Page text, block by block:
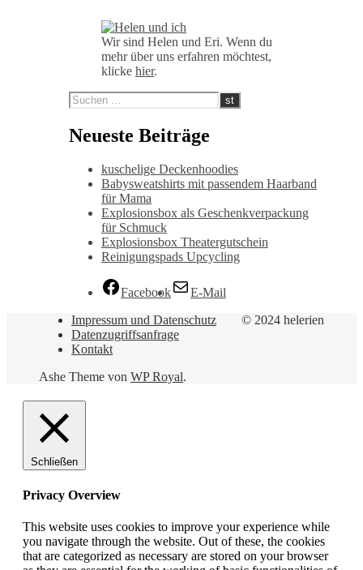
Wir sind Helen und Eri. Wenn du
mehr über uns erfahren möchtest,
klicke hier.
Neueste Beiträge
kuschelige Deckenhoodies
Babysweatshirts mit passendem Haarband
für Mama
Explosionsbox als Geschenkverpackung
für Schmuck
Explosionsbox Theatergutschein
Reinigungspads Upcycling
Facebook
E-Mail
© 2024 helerien
Impressum und Datenschutz
Datenzugriffsanfrage
Kontakt
Ashe Theme von WP Royal.
Schließen
Privacy Overview
This website uses cookies to improve your experience while
you navigate through the website. Out of these, the cookies
that are categorized as necessary are stored on your browser